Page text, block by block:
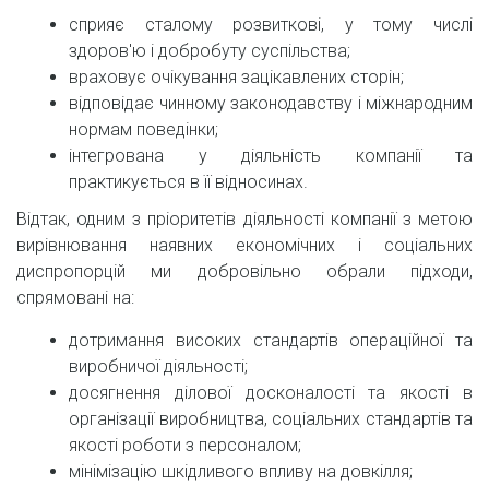
сприяє сталому розвиткові, у тому числі
здоров'ю і добробуту суспільства;
враховує очікування зацікавлених сторін;
відповідає чинному законодавству і міжнародним
нормам поведінки;
інтегрована у діяльність компанії та
практикується в її відносинах.
Відтак, одним з пріоритетів діяльності компанії з метою
вирівнювання наявних економічних і соціальних
диспропорцій ми добровільно обрали підходи,
спрямовані на:
дотримання високих стандартів операційної та
виробничої діяльності;
досягнення ділової досконалості та якості в
організації виробництва, соціальних стандартів та
якості роботи з персоналом;
мінімізацію шкідливого впливу на довкілля;